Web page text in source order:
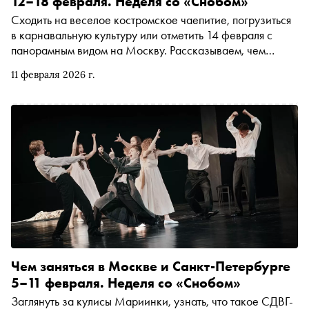
11 февраля 2026 г.
Сходить на веселое костромское чаепитие, погрузиться
в карнавальную культуру или отметить 14 февраля с
панорамным видом на Москву. Рассказываем, чем
Чем заняться в Москве и Санкт-Петербурге
5–11 февраля. Неделя со «Снобом»
Заглянуть за кулисы Мариинки, узнать, что такое СДВГ-